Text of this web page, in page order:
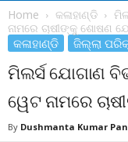
Home କଳାହାଣ୍ଡି
ନାମରେ ଚାଷୀଙ୍କୁ ଶୋଷଣ
କଳାହାଣ୍ଡି ଜିଲ୍ଲା
ମିଲର୍ସ ଯୋଗାଣ
ୱେଟ ନାମରେ
By Dushmanta Kumar